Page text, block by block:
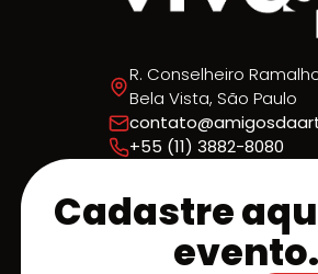
R. Conselheiro
Bela Vista, São Paulo
+55 (11) 3882-8080
Cadastre
evento.